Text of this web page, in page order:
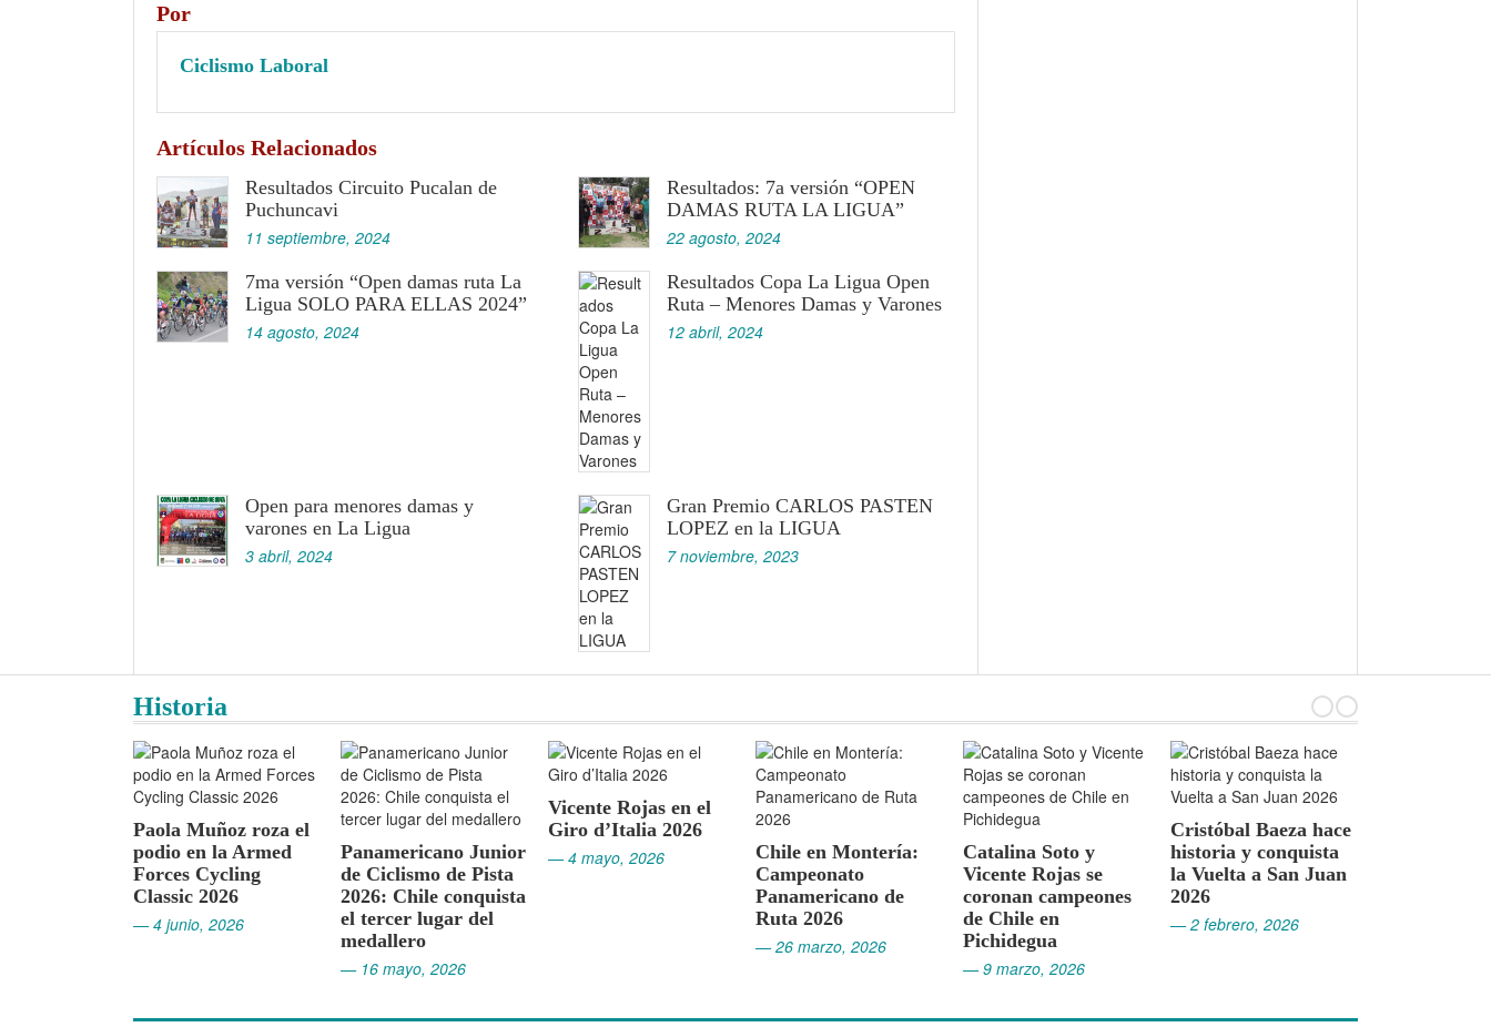
Por
Ciclismo Laboral
Artículos Relacionados
Resultados Circuito Pucalan de
Puchuncavi
11 septiembre, 2024
Resultados: 7a versión “OPEN
DAMAS RUTA LA LIGUA”
22 agosto, 2024
7ma versión “Open damas ruta La
Ligua SOLO PARA ELLAS 2024”
14 agosto, 2024
Resultados Copa La Ligua Open
Ruta – Menores Damas y Varones
12 abril, 2024
Open para menores damas y
varones en La Ligua
3 abril, 2024
Gran Premio CARLOS PASTEN
LOPEZ en la LIGUA
7 noviembre, 2023
Historia
Muñoz roza el
Panamericano Junior
de Ciclismo de Pista
2026: Chile conquista
el tercer lugar del
Vicente Rojas en el
Giro d’Italia 2026
— 4 mayo, 2026
Chile en Montería:
Campeonato
Catalina Soto y
Vicente Rojas se
coronan campeones
de Chile en
Pichidegua
Cristóbal Baeza hace
historia y conquista
la Vuelta a San Juan
2026
— 2 febrero, 2026
El francés Clément
Javouhey domina la
Vuelta Maule Centro
— 26 enero, 2026